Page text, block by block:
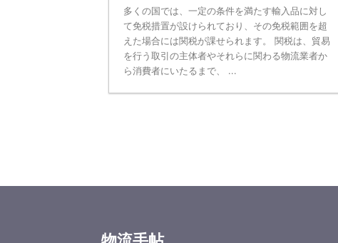
多くの国では、一定の条件を満たす輸入品に対し
て免税措置が設けられており、その免税範囲を超
えた場合には関税が課せられます。 関税は、貿易
を行う取引の主体者やそれらに関わる物流業者か
ら消費者にいたるまで、 ...